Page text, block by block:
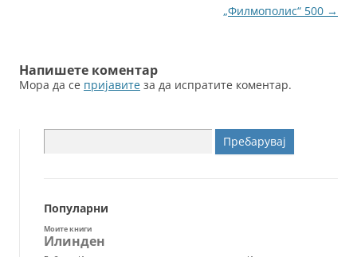
„Филмополис“ 500 →
Напишете коментар
Мора да се пријавите за да испратите коментар.
за:
Популарни